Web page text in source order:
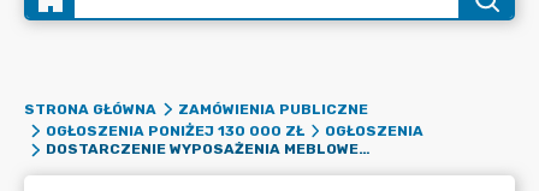
STRONA GŁÓWNA
ZAMÓWIENIA PUBLICZNE
OGŁOSZENIA PONIŻEJ 130 000 ZŁ
OGŁOSZENIA
DOSTARCZENIE WYPOSAŻENIA MEBLOWEGO WRAZ Z MONTAŻEM DO ZESPOŁU BUDYNKÓW AUSTERII – ETAP 2, ALEJA KRAKOWSKA 1, 05-090 RASZYN